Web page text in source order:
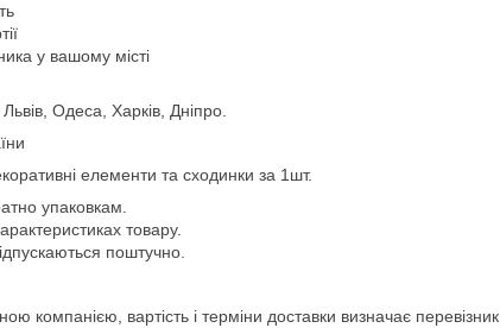
у вашому місті
Львів, Одеса, Харків, Дніпро.
елементи та сходинки за 1шт.
упаковкам.
товару.
поштучно.
компанією, вартість і терміни доставки визначає перевізник.